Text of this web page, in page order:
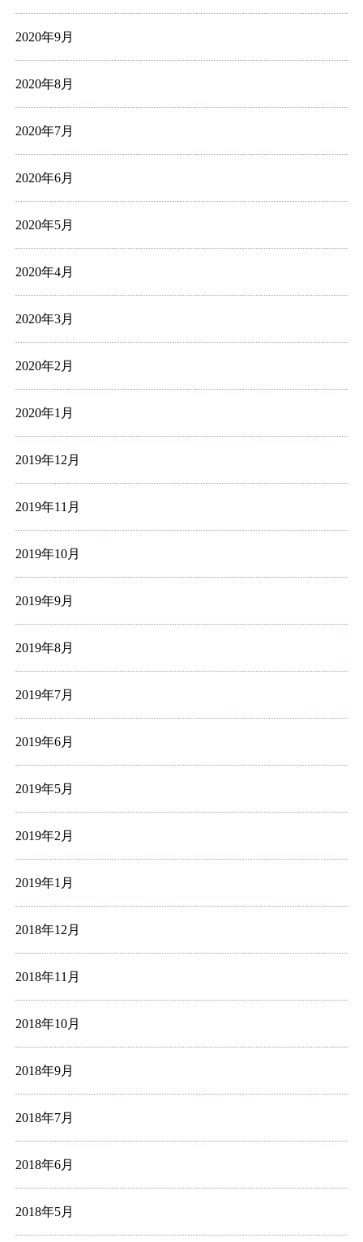
2020年9月
2020年8月
2020年7月
2020年6月
2020年5月
2020年4月
2020年3月
2020年2月
2020年1月
2019年12月
2019年11月
2019年10月
2019年9月
2019年8月
2019年7月
2019年6月
2019年5月
2019年2月
2019年1月
2018年12月
2018年11月
2018年10月
2018年9月
2018年7月
2018年6月
2018年5月